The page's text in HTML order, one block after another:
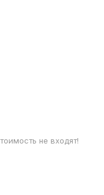
не входят!